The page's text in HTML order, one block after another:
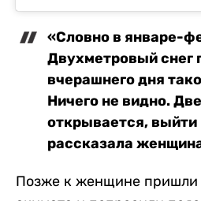
«Словно в январе-
Двухметровый снег
вчерашнего дня
Ничего не видно.
открывается,
рассказала
Позже к женщине пришли